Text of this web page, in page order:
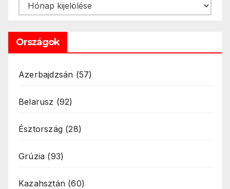
Archívum
Országok
Azerbajdzsán (57)
Belarusz (92)
Észtország (28)
Grúzia (93)
Kazahsztán (60)